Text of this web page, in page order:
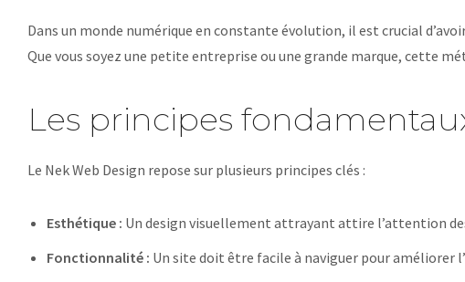
Dans un monde numérique en constante évolution, il est crucial
Que vous soyez une petite entreprise ou une grande marque, cette
Les principes
Le Nek Web Design repose sur plusieurs principes clés :
Esthétique : Un design visuellement attrayant attire l’attention
Fonctionnalité : Un site doit être facile à naviguer pour améliorer